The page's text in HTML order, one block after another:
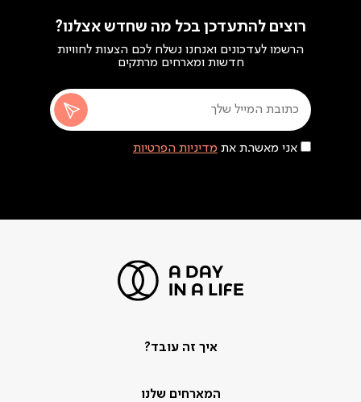
רוצים להתעדכן בכל מה שחדש אצלנו?
הרשמו לעדכונים ואנחנו נשלח לכם הצעות לחוויות
חדשות ומארחים מרתקים
אני מאשר.ת את מדיניות הפרטיות
איך זה עובד?
המארחים שלנו